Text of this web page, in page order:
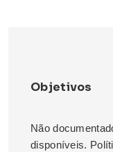
Objetivos
Não
disponíveis.